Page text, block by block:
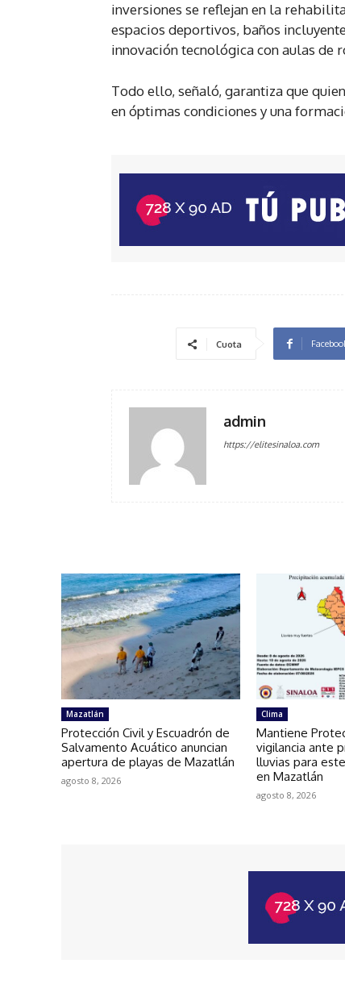
inversiones se reflejan en la
espacios deportivos, baños
innovación tecnológica con aulas de
Todo ello, señaló, garantiza que
en óptimas condiciones y una
Cuota
admin
https://elitesinaloa.com
Mazatlán
Protección Civil y Escuadrón de
Salvamento Acuático anuncian
apertura de playas de Mazatlán
agosto 8, 2026
Clima
Mantiene
vigilancia ante
lluvias para
en Mazatlán
agosto 8, 2026